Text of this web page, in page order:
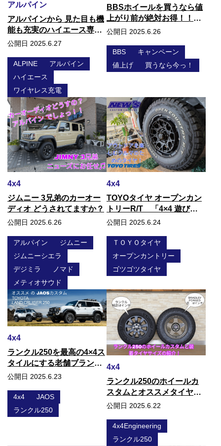
アルパイン
アルパインから 見た目も機
能も充実のハイエース専用
コンソール登場！
公開日 2025.6.27
ALPINE
アルパイン
ハイエース
ワイヤレス充電
BBSホイールを買うなら値
上がり前が絶対お得！！今
がチャンス！ 成約特典もあ
公開日 2025.6.26
BBS
キャンペーン
値上げ
買うなら今っ！
4x4
ジムニー 3兄弟のカーオー
ディオ どうされてますか？
公開日 2025.6.26
アルパイン
ジムニー
ジムニーシエラ
デジミラ
ノマド
メティオサウド
4x4
TOYOタイヤ オープンカン
トリーR/T 「4×4 遊び
心！」をくすぐる人気のタ
公開日 2025.6.24
ＴＯＹＯタイヤ
オープンカントリー
ゴツゴツタイヤ
4x4
ランクル250を最高の4×4ス
タイルにする老舗ブランド
JAOS
公開日 2025.6.23
4x4
JAOS
ランクル250
4x4
ランクル250のホイールカ
スタムとオススメタイヤサ
イズの紹介！
公開日 2025.6.22
4x4Engineering
ランクル250